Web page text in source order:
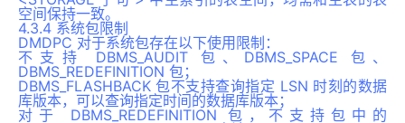
空间保持一致。
4.3.4 系统包限制
DMDPC 对于系统包存在以下使用限制：
不支持 DBMS_AUDIT 包、DBMS_SPACE 包、
DBMS_REDEFINITION 包；
DBMS_FLASHBACK 包不支持查询指定 LSN 时刻的数据
库版本，可以查询指定时间的数据库版本；
对于 DBMS_REDEFINITION 包，不支持包中的